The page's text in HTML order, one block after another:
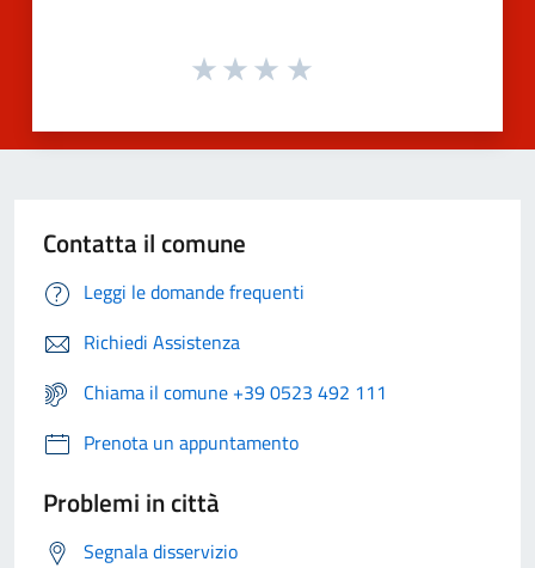
Contatta il comune
Leggi le domande frequenti
Richiedi Assistenza
Chiama il comune +39 0523 492 111
Prenota un appuntamento
Problemi in città
Segnala disservizio